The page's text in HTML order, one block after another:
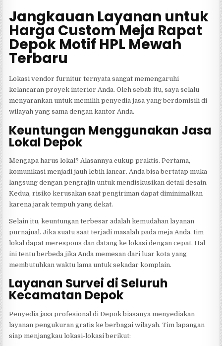
Jangkauan Layanan untuk
Harga Custom Meja Rapat
Depok Motif HPL Mewah
Terbaru
Lokasi vendor furnitur ternyata sangat memengaruhi
kelancaran proyek interior Anda. Oleh sebab itu, saya selalu
menyarankan untuk memilih penyedia jasa yang berdomisili di
wilayah yang sama dengan kantor Anda.
Keuntungan Menggunakan Jasa
Lokal Depok
Mengapa harus lokal? Alasannya cukup praktis. Pertama,
komunikasi menjadi jauh lebih lancar. Anda bisa bertatap muka
langsung dengan pengrajin untuk mendiskusikan detail desain.
Kedua, risiko kerusakan saat pengiriman dapat diminimalkan
karena jarak tempuh yang dekat.
Selain itu, keuntungan terbesar adalah kemudahan layanan
purnajual. Jika suatu saat terjadi masalah pada meja Anda, tim
lokal dapat merespons dan datang ke lokasi dengan cepat. Hal
ini tentu berbeda jika Anda memesan dari luar kota yang
membutuhkan waktu lama untuk sekadar komplain.
Layanan Survei di Seluruh
Kecamatan Depok
Penyedia jasa profesional di Depok biasanya menyediakan
layanan pengukuran gratis ke berbagai wilayah. Tim lapangan
siap menjangkau lokasi-lokasi berikut: